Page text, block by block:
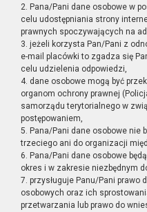
2. Pana/Pani dane osobowe w
celu udostępniania strony
prawnych spoczywających na
3. jeżeli korzysta Pan/Pani z
e-mail placówki to zgadza się
celu udzielenia odpowiedzi,
4. dane osobowe mogą być
organom ochrony prawnej
samorządu terytorialnego w
postępowaniem,
5. Pana/Pani dane osobowe nie
trzeciego ani do organizacji
6. Pana/Pani dane osobowe
okres i w zakresie niezbędnym
7. przysługuje Panu/Pani prawo
osobowych oraz ich
przetwarzania lub prawo do